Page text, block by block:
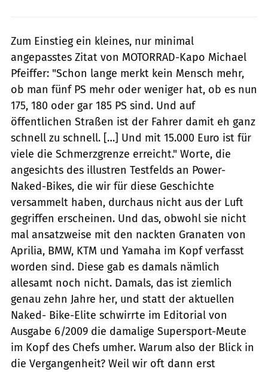
Zum Einstieg ein kleines, nur minimal
angepasstes Zitat von MOTORRAD-Kapo Michael
Pfeiffer: "Schon lange merkt kein Mensch mehr,
ob man fünf PS mehr oder weniger hat, ob es nun
175, 180 oder gar 185 PS sind. Und auf
öffentlichen Straßen ist der Fahrer damit eh ganz
schnell zu schnell. […] Und mit 15.000 Euro ist für
viele die Schmerzgrenze erreicht." Worte, die
angesichts des illustren Testfelds an Power-
Naked-Bikes, die wir für diese Geschichte
versammelt haben, durchaus nicht aus der Luft
gegriffen erscheinen. Und das, obwohl sie nicht
mal ansatzweise mit den nackten Granaten von
Aprilia, BMW, KTM und Yamaha im Kopf verfasst
worden sind. Diese gab es damals nämlich
allesamt noch nicht. Damals, das ist ziemlich
genau zehn Jahre her, und statt der aktuellen
Naked- Bike-Elite schwirrte im Editorial von
Ausgabe 6/2009 die damalige Supersport-Meute
im Kopf des Chefs umher. Warum also der Blick in
die Vergangenheit? Weil wir oft dann erst